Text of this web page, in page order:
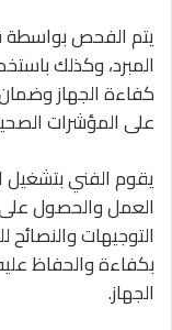
يتم الفحص بواسطة
المبرد، وكذلك
كفاءة الجهاز وضمان
على المؤشرات
يقوم الفني بتشغيل
العمل والحصول على
التوجيهات
بكفاءة والحفاظ
الجهاز.